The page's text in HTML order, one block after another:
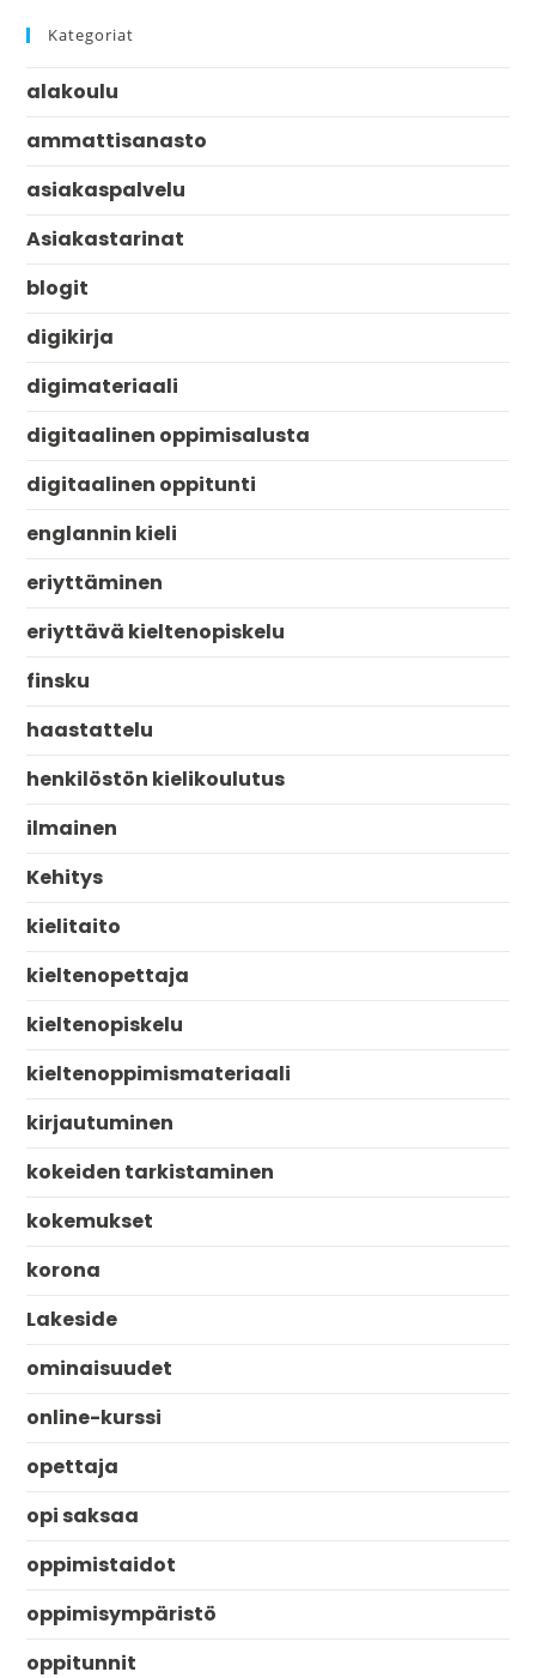
Kategoriat
alakoulu
ammattisanasto
asiakaspalvelu
Asiakastarinat
blogit
digikirja
digimateriaali
digitaalinen oppimisalusta
digitaalinen oppitunti
englannin kieli
eriyttäminen
eriyttävä kieltenopiskelu
finsku
haastattelu
henkilöstön kielikoulutus
ilmainen
Kehitys
kielitaito
kieltenopettaja
kieltenopiskelu
kieltenoppimismateriaali
kirjautuminen
kokeiden tarkistaminen
kokemukset
korona
Lakeside
ominaisuudet
online-kurssi
opettaja
opi saksaa
oppimistaidot
oppimisympäristö
oppitunnit